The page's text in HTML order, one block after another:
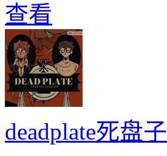
查看
deadplate死盘子